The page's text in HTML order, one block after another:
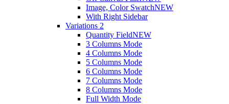
Image, Color SwatchNEW
With Right Sidebar
Variations 2
Quantity FieldNEW
3 Columns Mode
4 Columns Mode
5 Columns Mode
6 Columns Mode
7 Columns Mode
8 Columns Mode
Full Width Mode